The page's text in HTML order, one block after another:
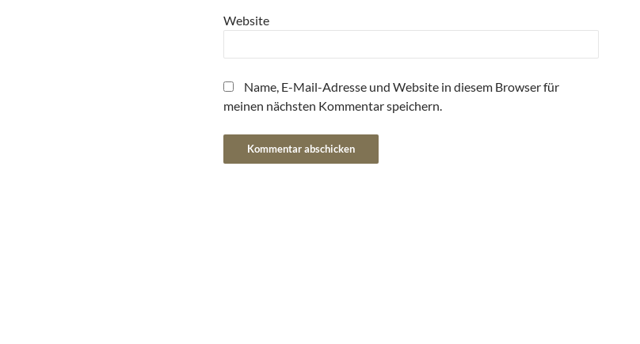
Website
Name, E-Mail-Adresse und Website in diesem Browser für
meinen nächsten Kommentar speichern.